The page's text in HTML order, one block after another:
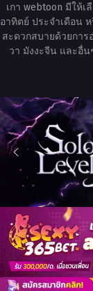
เกา webtoon มีให้
อาทิตย์ ประจำเดือน
สะดวกสบายด้วยกา
วา มังงะจีน และอื่